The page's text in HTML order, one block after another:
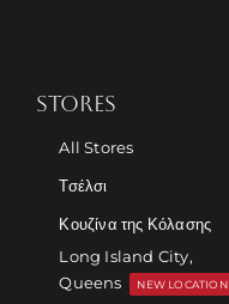
STORES
All Stores
Τσέλσι
Κουζίνα της Κόλασης
Long Island City,
Queens
NEW LOCATION